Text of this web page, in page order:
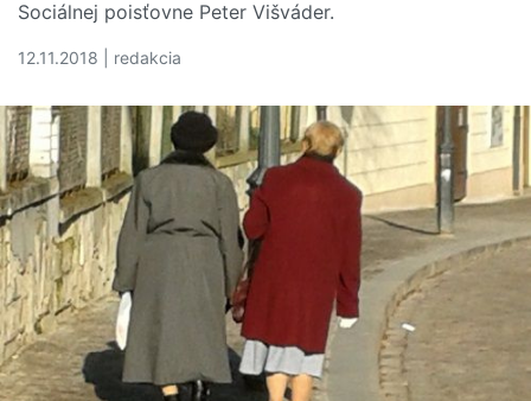
Sociálnej poisťovne Peter Višváder.
12.11.2018 | redakcia